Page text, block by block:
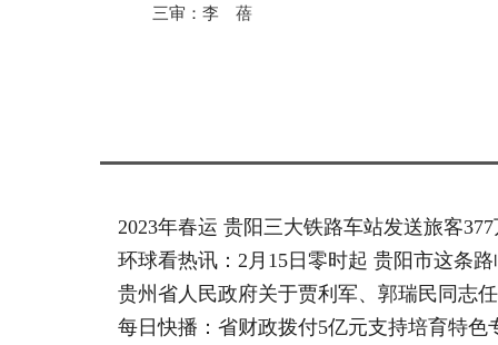
三审：李 蓓
2023年春运 贵阳三大铁路车站发送旅客
环球看热讯：2月15日零时起 贵阳市这条
贵州省人民政府关于贾利军、郭瑞民同志
每日快播：省财政拨付5亿元支持培育特色